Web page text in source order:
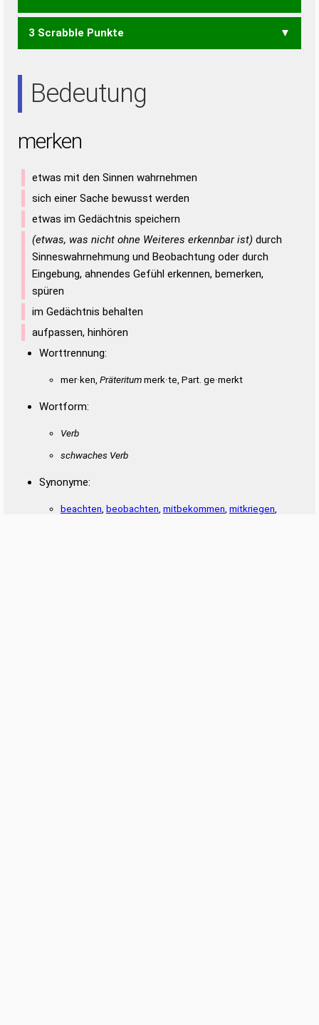
EREN NEER RENE
3 Scrabble Punkte
Bedeutung
merken
etwas mit den Sinnen wahrnehmen
sich einer Sache bewusst werden
etwas im Gedächtnis speichern
(etwas, was nicht ohne Weiteres erkennbar ist) durch
Sinneswahrnehmung und Beobachtung oder durch
Eingebung, ahnendes Gefühl erkennen, bemerken,
spüren
im Gedächtnis behalten
aufpassen, hinhören
Worttrennung:
mer·ken, Präteritummerk·te, Part. ge·merkt
Wortform:
Verb
schwaches Verb
Synonyme:
beachten beobachten mitbekommen mitkriegen